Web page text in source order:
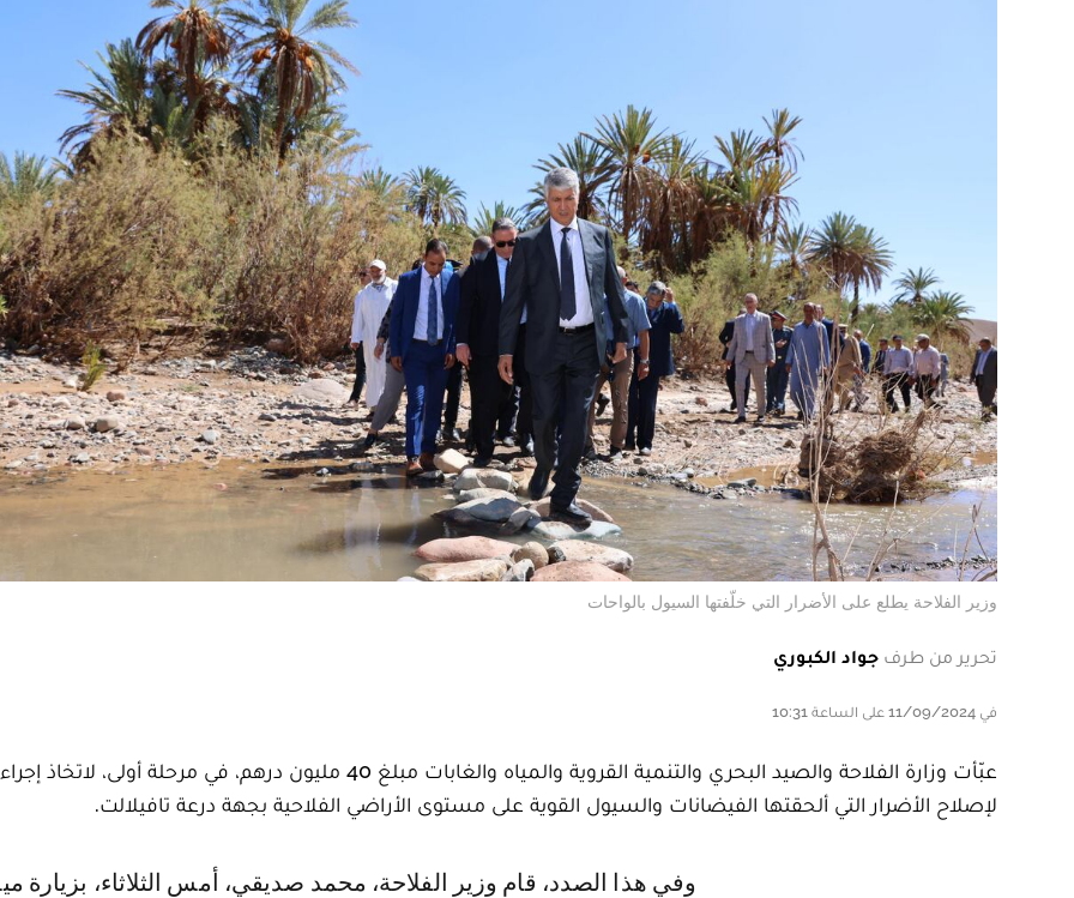
وزير الفلاحة يطلع على الأضرار التي خلّفتها السيول بالواحات
تحرير من طرف جواد الكبوري
في 11/09/2024 على الساعة 10:31
عبّأت وزارة الفلاحة والصيد البحري والتنمية القروية والمياه والغابات مبلغ 40 مليون درهم، في مرحلة
لإصلاح الأضرار التي ألحقتها الفيضانات والسيول القوية على مستوى الأراضي الفلاحية بجهة درعة تافيلالت.
وفي هذا الصدد، قام وزير الفلاحة، محمد صديقي، أمس الثلاثاء، بزيارة ميدانية